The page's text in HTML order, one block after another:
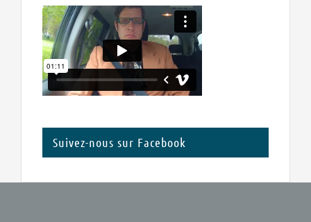
Suivez-nous sur Facebook